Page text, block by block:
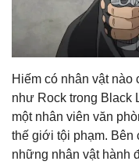
Hiếm có nhân vật nào
như Rock trong Black
một nhân viên văn
thế giới tội phạm. Bên
những nhân vật hành